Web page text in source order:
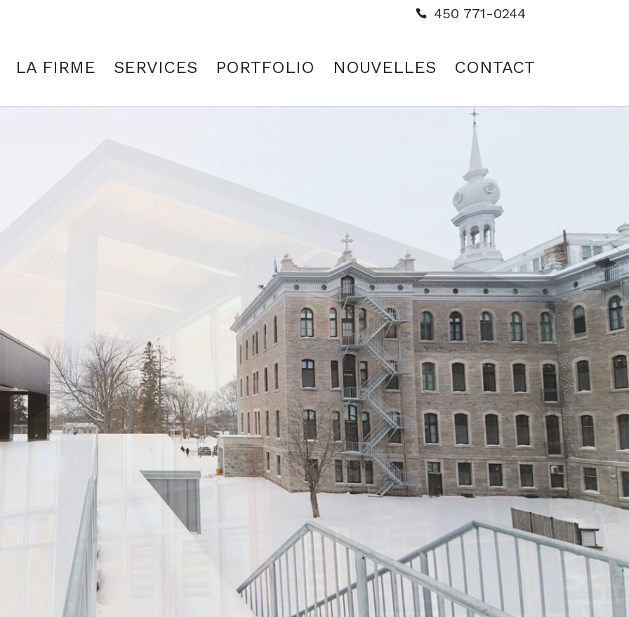
450 771-0244
LA FIRME SERVICES PORTFOLIO NOUVELLES CONTACT